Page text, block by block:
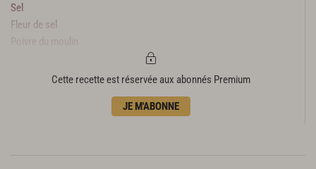
Sel
Fleur de sel
Poivre du moulin
Avant le début de la recette : préparation des
sardinesCette recette est réservée aux abonnés Premium
JE M'ABONNE